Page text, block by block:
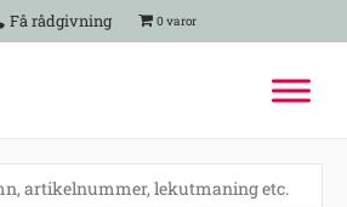
Få rådgivning 0 varor